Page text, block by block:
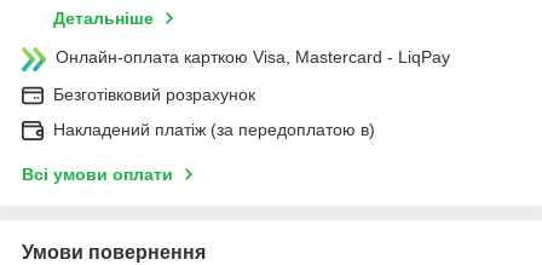
Детальніше
Онлайн-оплата карткою Visa, Mastercard - LiqPay
Безготівковий розрахунок
Накладений платіж (за передоплатою в)
Всі умови оплати
Умови повернення